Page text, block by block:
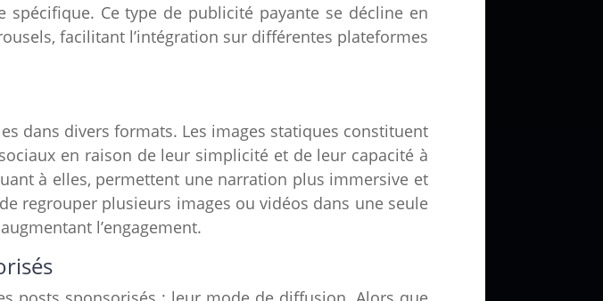
spécifique. Ce type de publicité payante se décline en
, facilitant l’intégration sur différentes plateformes
dans divers formats. Les images statiques constituent
en raison de leur simplicité et de leur capacité à
à elles, permettent une narration plus immersive et
regrouper plusieurs images ou vidéos dans une seule
l’engagement.